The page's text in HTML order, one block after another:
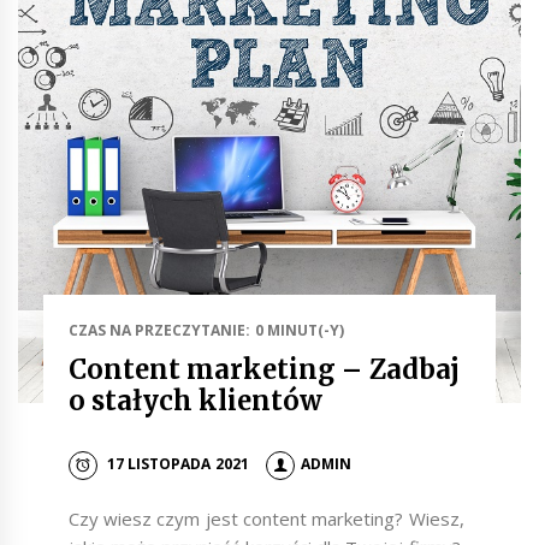
CZAS NA PRZECZYTANIE: 0 MINUT(-Y)
Content marketing – Zadbaj
o stałych klientów
17 LISTOPADA 2021 ADMIN
Czy wiesz czym jest content marketing? Wiesz,